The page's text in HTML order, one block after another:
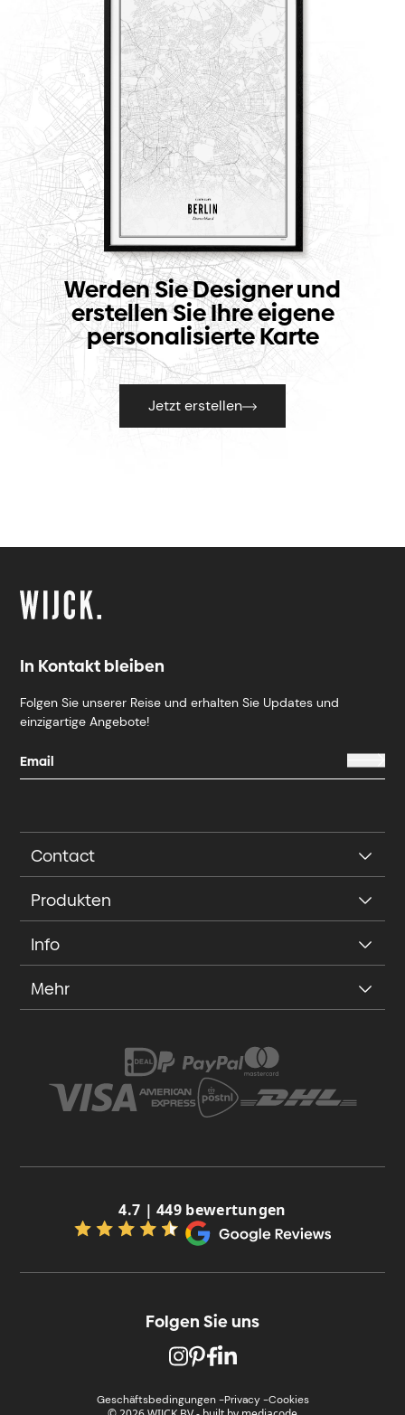
Werden Sie Designer und
erstellen Sie Ihre eigene
personalisierte Karte
Jetzt erstellen
In Kontakt bleiben
Folgen Sie unserer Reise und erhalten Sie Updates und
einzigartige Angebote!
Contact
Produkten
Info
Mehr
4.7 | 449 bewertungen
Folgen Sie uns
Geschäftsbedingungen -Privacy -Cookies